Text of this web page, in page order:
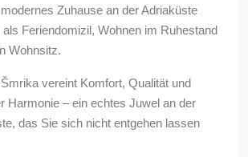
Zuhause an der Adriaküste
Feriendomizil, Wohnen im Ruhestand
Wohnsitz.
vereint Komfort, Qualität und
Harmonie – ein echtes Juwel an der
das Sie sich nicht entgehen lassen